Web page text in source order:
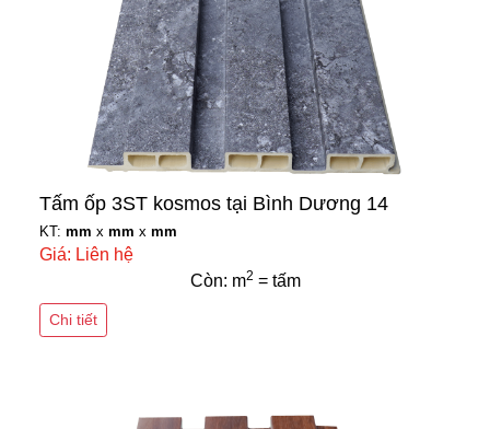
Tấm ốp 3ST kosmos tại Bình Dương 14
KT: mm x mm x mm
Giá: Liên hệ
Còn: m2 = tấm
Chi tiết